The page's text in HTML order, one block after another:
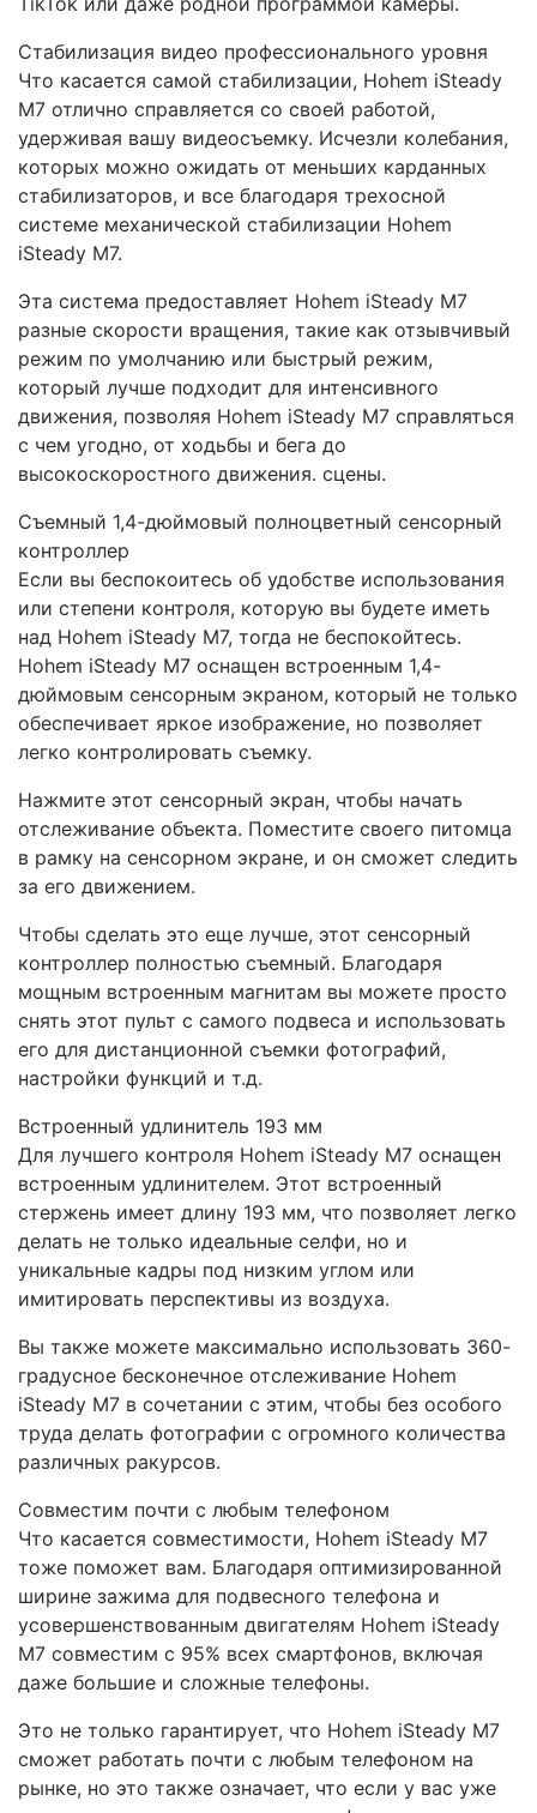
Стабилизация видео профессионального уровня
Что касается самой стабилизации, Hohem iSteady
M7 отлично справляется со своей работой,
удерживая вашу видеосъемку. Исчезли колебания,
которых можно ожидать от меньших карданных
стабилизаторов, и все благодаря трехосной
системе механической стабилизации Hohem
iSteady M7.
Эта система предоставляет Hohem iSteady M7
разные скорости вращения, такие как отзывчивый
режим по умолчанию или быстрый режим,
который лучше подходит для интенсивного
движения, позволяя Hohem iSteady M7 справляться
с чем угодно, от ходьбы и бега до
высокоскоростного движения. сцены.
Съемный 1,4-дюймовый полноцветный сенсорный
контроллер
Если вы беспокоитесь об удобстве использования
или степени контроля, которую вы будете иметь
над Hohem iSteady M7, тогда не беспокойтесь.
Hohem iSteady M7 оснащен встроенным 1,4-
дюймовым сенсорным экраном, который не только
обеспечивает яркое изображение, но позволяет
легко контролировать съемку.
Нажмите этот сенсорный экран, чтобы начать
отслеживание объекта. Поместите своего питомца
в рамку на сенсорном экране, и он сможет следить
за его движением.
Чтобы сделать это еще лучше, этот сенсорный
контроллер полностью съемный. Благодаря
мощным встроенным магнитам вы можете просто
снять этот пульт с самого подвеса и использовать
его для дистанционной съемки фотографий,
настройки функций и т.д.
Встроенный удлинитель 193 мм
Для лучшего контроля Hohem iSteady M7 оснащен
встроенным удлинителем. Этот встроенный
стержень имеет длину 193 мм, что позволяет легко
делать не только идеальные селфи, но и
уникальные кадры под низким углом или
имитировать перспективы из воздуха.
Вы также можете максимально использовать 360-
градусное бесконечное отслеживание Hohem
iSteady M7 в сочетании с этим, чтобы без особого
труда делать фотографии с огромного количества
различных ракурсов.
Совместим почти с любым телефоном
Что касается совместимости, Hohem iSteady M7
тоже поможет вам. Благодаря оптимизированной
ширине зажима для подвесного телефона и
усовершенствованным двигателям Hohem iSteady
M7 совместим с 95% всех смартфонов, включая
даже большие и сложные телефоны.
Это не только гарантирует, что Hohem iSteady M7
сможет работать почти с любым телефоном на
рынке, но это также означает, что если у вас уже